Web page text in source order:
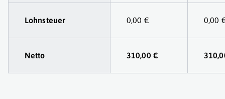
Lohnsteuer 0,00 € 0,00
Netto 310,00 €